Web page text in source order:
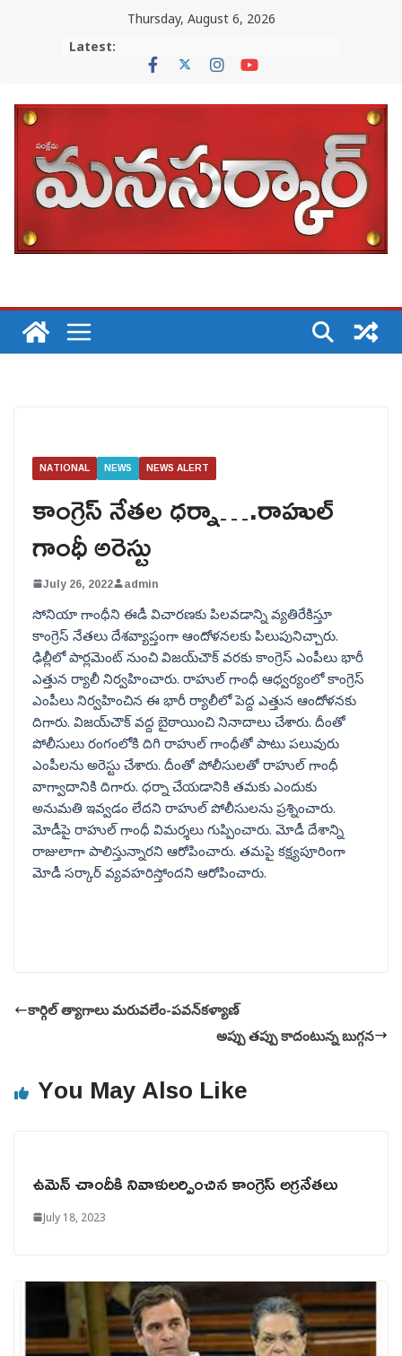
Thursday, August 6, 2026
Latest:
NATIONAL NEWS NEWS ALERT
కాంగ్రెస్ నేతల ధర్నా….రాహుల్
గాంధీ అరెస్టు
July 26, 2022 admin
సోనియా గాంధీని ఈడీ విచారణకు పిలవడాన్ని వ్యతిరేకిస్తూ
కాంగ్రెస్‌ నేతలు దేశవ్యాప్తంగా ఆందోళనలకు పిలుపునిచ్చారు.
ఢిల్లీలో పార్లమెంట్‌ నుంచి విజయ్‌చౌక్‌ వరకు కాంగ్రెస్‌ ఎంపీలు భారీ
ఎత్తున ర్యాలీ నిర్వహించారు. రాహుల్‌ గాంధీ ఆధ్వర్యంలో కాంగ్రెస్‌
ఎంపీలు నిర్వహించిన ఈ భారీ ర్యాలీలో పెద్ద ఎత్తున ఆందోళనకు
దిగారు. విజయ్‌చౌక్‌ వద్ద బైఠాయించి నినాదాలు చేశారు. దీంతో
పోలీసులు రంగంలోకి దిగి రాహుల్‌ గాంధీతో పాటు పలువురు
ఎంపీలను అరెస్టు చేశారు. దీంతో పోలీసులతో రాహుల్‌ గాంధీ
వాగ్వాదానికి దిగారు. ధర్నా చేయడానికి తమకు ఎందుకు
అనుమతి ఇవ్వడం లేదని రాహుల్‌ పోలీసులను ప్రశ్నించారు.
మోడీపై రాహుల్‌ గాంధీ విమర్శలు గుప్పించారు. మోడీ దేశాన్ని
రాజులాగా పాలిస్తున్నారని ఆరోపించారు. తమపై కక్ష్యపూరింగా
మోడీ సర్కార్‌ వ్యవహరిస్తోందని ఆరోపించారు.
కార్గిల్ త్యాగాలు మరువలేం-పవన్‌కళ్యాణ్
అప్పు తప్పు కాదంటున్న బుగ్గన
You May Also Like
ఉమెన్ చాందీకి నివాళులర్పించిన కాంగ్రెస్ అగ్రనేతలు
July 18, 2023